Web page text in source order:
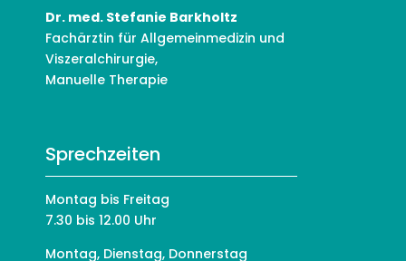
Dr. med. Stefanie Barkholtz
Fachärztin für Allgemeinmedizin und
Viszeralchirurgie,
Manuelle Therapie
Sprechzeiten
Montag bis Freitag
7.30 bis 12.00 Uhr
Montag, Dienstag, Donnerstag